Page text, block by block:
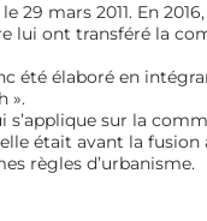
29 mars 2011. En
lui ont transféré la
été élaboré en
».
s’applique sur la
était avant la
règles d’urbanisme.